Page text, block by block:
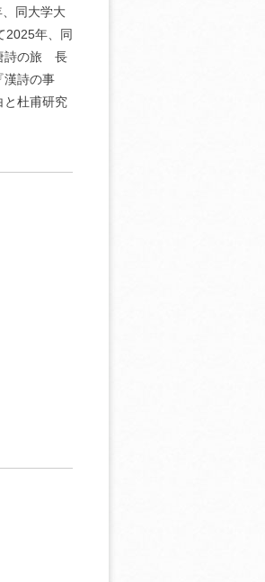
同大学大
2025年、同
詩の旅 長
漢詩の事
と杜甫研究